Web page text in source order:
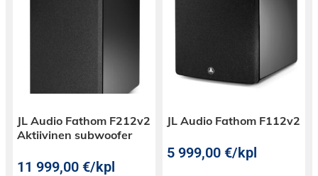
JL Audio Fathom F212v2
Aktiivinen subwoofer
11 999,00€/kpl
JL Audio Fathom F112v2
5 999,00€/kpl